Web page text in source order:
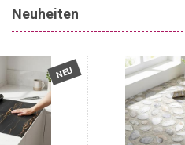
Neuheiten
NEU